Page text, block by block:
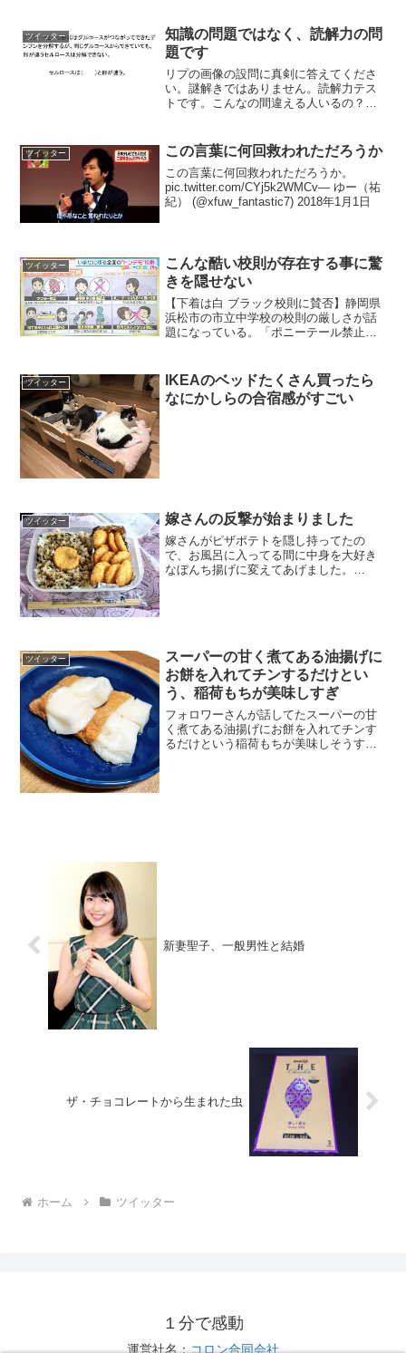
ツイッター
知識の問題ではなく、読解力の問
題です
リプの画像の設問に真剣に答えてくださ
い。謎解きではありません。読解力テス
トです。こんなの間違える人いるの？
の問題です。本当にこの問題の正解率が
低いのかを検証してみたいの...
ツイッター この言葉に何回救われただろうか
この言葉に何回救われただろうか。
pic.twitter.com/CYj5k2WMCv— ゆー（祐
紀） (@xfuw_fantastic7) 2018年1月1日
ツイッター
こんな酷い校則が存在する事に驚
きを隠せない
【下着は白 ブラック校則に賛否】静岡県
浜松市の市立中学校の校則の厳しさが話
題になっている。「ポニーテール禁止」
取り上げられたほか、ネット上でも議論
の的となった。— Ya...
ツイッター
IKEAのベッドたくさん買ったら
なにかしらの合宿感がすごい
ツイッター 嫁さんの反撃が始まりました
嫁さんがピザポテトを隠し持ってたの
で、お風呂に入ってる間に中身を大好き
なぼんち揚げに変えてあげました。
ツイッター
スーパーの甘く煮てある油揚げに
お餅を入れてチンするだけとい
う、稲荷もちが美味しすぎ
フォロワーさんが話してたスーパーの甘
く煮てある油揚げにお餅を入れてチンす
るだけという稲荷もちが美味しそうすぎ
新妻聖子、一般男性と結婚
ザ・チョコレートから生まれた虫
ホーム ツイッター
１分で感動
運営社名：コロン合同会社